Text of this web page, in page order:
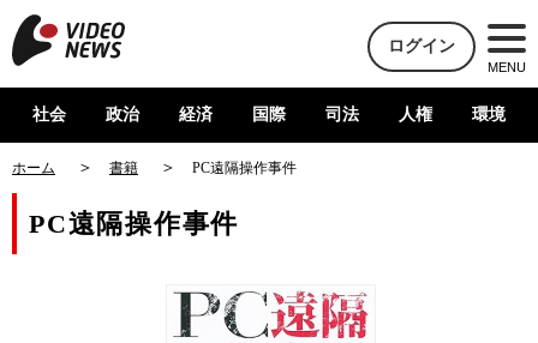
ログイン
MENU
社会 政治 経済 国際 司法 人権 環境
ホーム 書籍 PC遠隔操作事件
PC遠隔操作事件